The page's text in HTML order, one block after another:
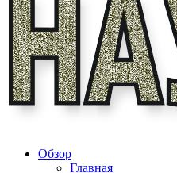
Обзор
Главная